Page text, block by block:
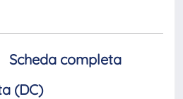
Scheda completa
(DC)